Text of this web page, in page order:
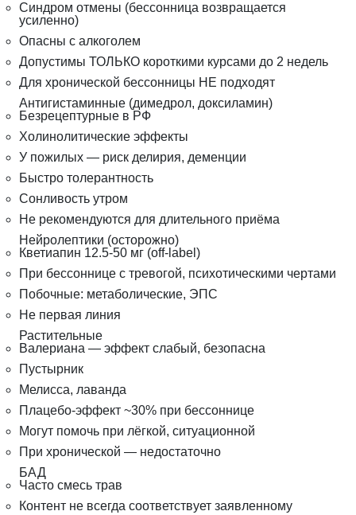
Синдром отмены (бессонница возвращается
усиленно)
Опасны с алкоголем
Допустимы ТОЛЬКО короткими курсами до 2 недель
Для хронической бессонницы НЕ подходят
Антигистаминные (димедрол, доксиламин)
Безрецептурные в РФ
Холинолитические эффекты
У пожилых — риск делирия, деменции
Быстро толерантность
Сонливость утром
Не рекомендуются для длительного приёма
Нейролептики (осторожно)
Кветиапин 12.5-50 мг (off-label)
При бессоннице с тревогой, психотическими чертами
Побочные: метаболические, ЭПС
Не первая линия
Растительные
Валериана — эффект слабый, безопасна
Пустырник
Мелисса, лаванда
Плацебо-эффект ~30% при бессоннице
Могут помочь при лёгкой, ситуационной
При хронической — недостаточно
БАД
Часто смесь трав
Контент не всегда соответствует заявленному